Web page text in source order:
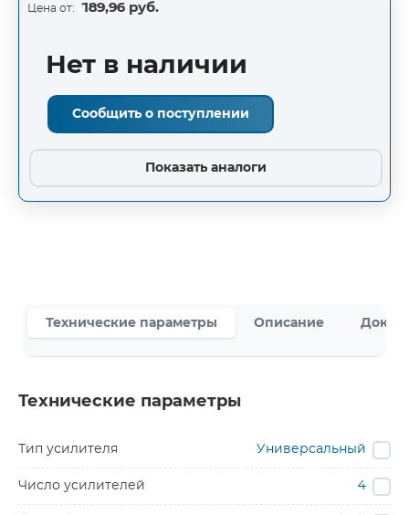
Цена от: 189,96 руб.
Нет в наличии
Сообщить о поступлении
Показать аналоги
Технические параметры Описание
Технические параметры
Тип усилителя Универсальный
Число усилителей 4